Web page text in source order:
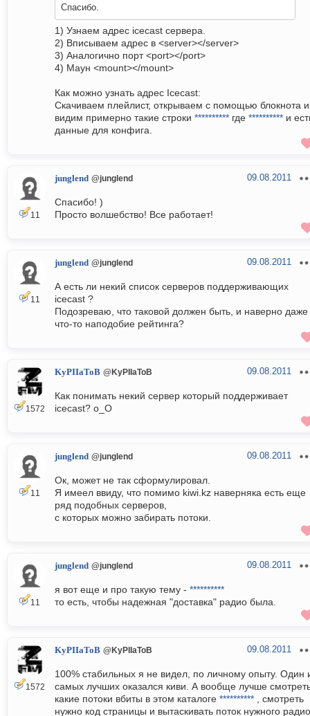
Спасибо.
1) Узнаем адрес icecast сервера.
2) Вписываем адрес в <server></server>
3) Аналогично порт <port></port>
4) Маун <mount></mount>
Как можно узнать адрес Icecast:
Скачиваем плейлист, открываем с помощью блокнота и
видим примерно такие строки ********** где ********** и
данные для конфига.
11
junglend @junglend 09.08.2011
Спасибо! )
Просто волшебство! Все работает!
11
junglend @junglend 09.08.2011
А есть ли некий список серверов поддерживающих
icecast ?
Подозреваю, что таковой должен быть, и наверно даже
что-то наподобие рейтинга?
1572
KyPIIaToB @KyPIIaToB 09.08.2011
Как понимать некий сервер который поддерживает
icecast? о_О
11
junglend @junglend 09.08.2011
Ок, может не так сформулировал.
Я имеел ввиду, что помимо kiwi.kz наверняка есть еще
ряд подобных серверов,
с которых можно забирать потоки.
11
junglend @junglend 09.08.2011
я вот еще и про такую тему - **********
то есть, чтобы надежная "доставка" радио была.
1572
KyPIIaToB @KyPIIaToB 09.08.2011
100% стабильных я не видел, по личному опыту. Один
самых лучших оказался киви. А вообще лучше
какие потоки вбиты в этом каталоге ********** , смотреть
нужно код страницы и вытаскивать поток нужного